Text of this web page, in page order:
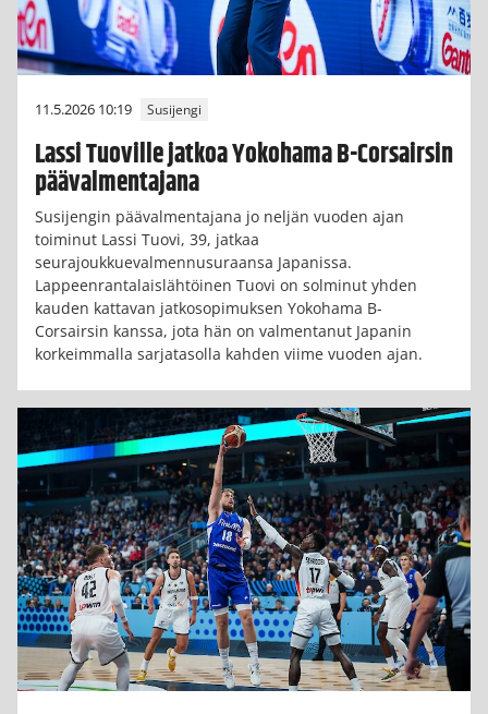
11.5.2026 10:19 Susijengi
Lassi Tuoville jatkoa Yokohama B-Corsairsin
päävalmentajana
Susijengin päävalmentajana jo neljän vuoden ajan
toiminut Lassi Tuovi, 39, jatkaa
seurajoukkuevalmennusuraansa Japanissa.
Lappeenrantalaislähtöinen Tuovi on solminut yhden
kauden kattavan jatkosopimuksen Yokohama B-
Corsairsin kanssa, jota hän on valmentanut Japanin
korkeimmalla sarjatasolla kahden viime vuoden ajan.